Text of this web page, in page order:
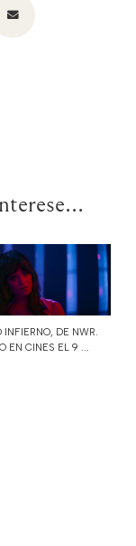
INFIERNO, DE NWR.
EN CINES EL 9 ...